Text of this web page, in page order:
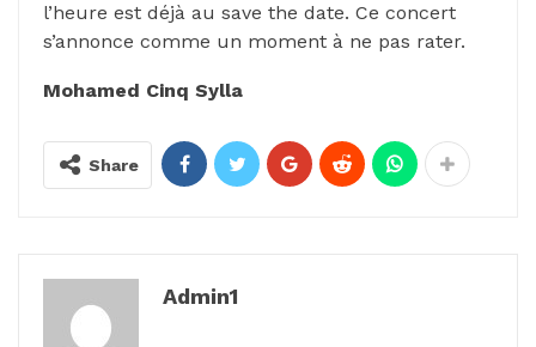
l’heure est déjà au save the date. Ce concert
s’annonce comme un moment à ne pas rater.
Mohamed Cinq Sylla
Share
Admin1